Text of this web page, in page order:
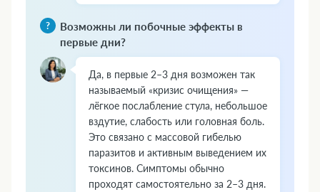
Возможны ли побочные эффекты в
первые дни?
Да, в первые 2–3 дня возможен так
называемый «кризис очищения» —
лёгкое послабление стула, небольшое
вздутие, слабость или головная боль.
Это связано с массовой гибелью
паразитов и активным выведением их
токсинов. Симптомы обычно
проходят самостоятельно за 2–3 дня.